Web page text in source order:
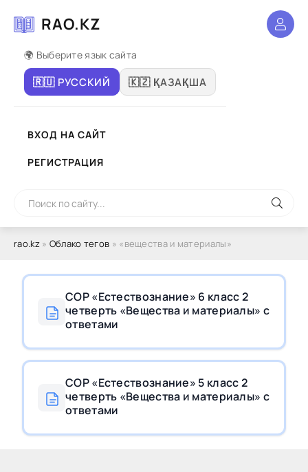
RAO.KZ
🌍 Выберите язык сайта
🇷🇺 РУССКИЙ 🇰🇿 ҚАЗАҚША
ВХОД НА САЙТ
РЕГИСТРАЦИЯ
rao.kz» Облако тегов » «вещества и материалы»
СОР «Естествознание» 6 класс 2
четверть «Вещества и материалы» с
ответами
СОР «Естествознание» 5 класс 2
четверть «Вещества и материалы» c
ответами